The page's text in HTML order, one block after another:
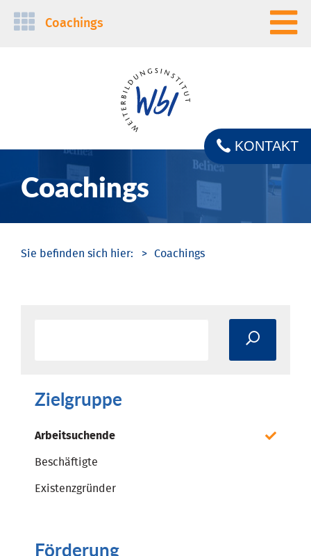
Navigation
Coachings
Coachings
KONTAKT
Coachings
Zielgruppe
Arbeitsuchende
Beschäftigte
Existenzgründer
Förderung